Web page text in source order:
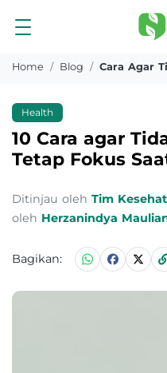
Home Blog Cara Agar
Health
10 Cara agar
Tetap Fokus
Ditinjau oleh Tim
oleh Herzanindya
Bagikan: